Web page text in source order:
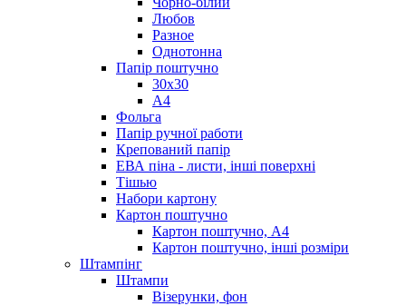
Любов
Разное
Однотонна
Папір поштучно
30х30
А4
Фольга
Папір ручної работи
Крепований папір
ЕВА піна - листи, інші поверхні
Тішью
Набори картону
Картон поштучно
Картон поштучно, А4
Картон поштучно, інші розміри
Штампінг
Штампи
Візерунки, фон